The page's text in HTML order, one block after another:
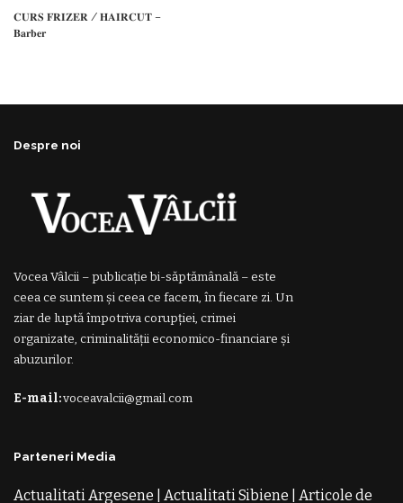
𝐂𝐔𝐑𝐒 𝐅𝐑𝐈𝐙𝐄𝐑 / 𝐇𝐀𝐈𝐑𝐂𝐔𝐓 –
𝐁𝐚𝐫𝐛𝐞𝐫
Despre noi
Vocea Vâlcii – publicație bi-săptămânală – este
ceea ce suntem și ceea ce facem, în fiecare zi. Un
ziar de luptă împotriva corupției, crimei
organizate, criminalității economico-financiare și
abuzurilor.
E-mail:voceavalcii@gmail.com
Parteneri Media
Actualitati Argesene Actualitati Sibiene
Articole de